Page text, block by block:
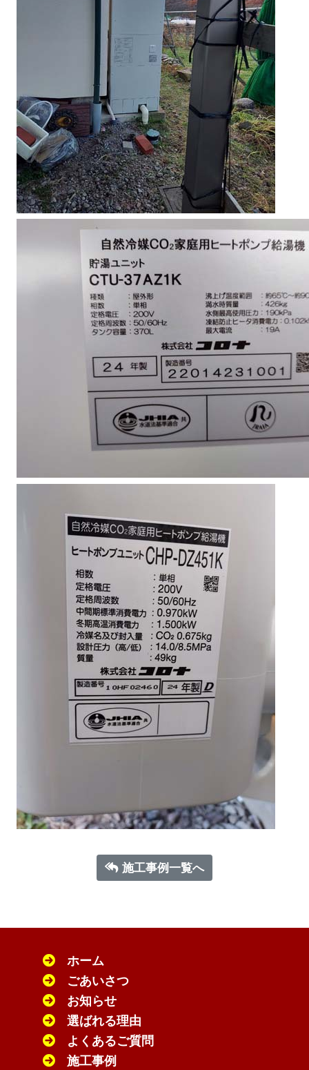
施工事例一覧へ
ホーム
ごあいさつ
お知らせ
選ばれる理由
よくあるご質問
施工事例